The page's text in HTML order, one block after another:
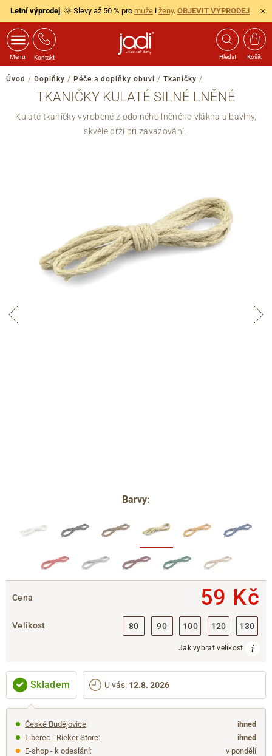
Letní výprodej. 🌞 Slevy až 50 % pro muže i ženy. OBJEVIT VÝPRODEJ
Menu Kontakt Hledat Košík
Úvod / Doplňky / Péče a doplňky obuvi / Tkaničky /
TKANIČKY KULATÉ SILNÉ LNĚNÉ
Kulaté tkaničky vyrobené z odolného lněného vlákna a bavlny,
skvěle drží při zavazování.
Barvy:
Cena 59 Kč
Velikost 80 90 100 120 130
Jak vybrat velikost
Skladem U vás: 12.8. 2026
České Budějovice:
ihned
Liberec - Rieker Store:
ihned
E-shop - k odeslání:
v pondělí